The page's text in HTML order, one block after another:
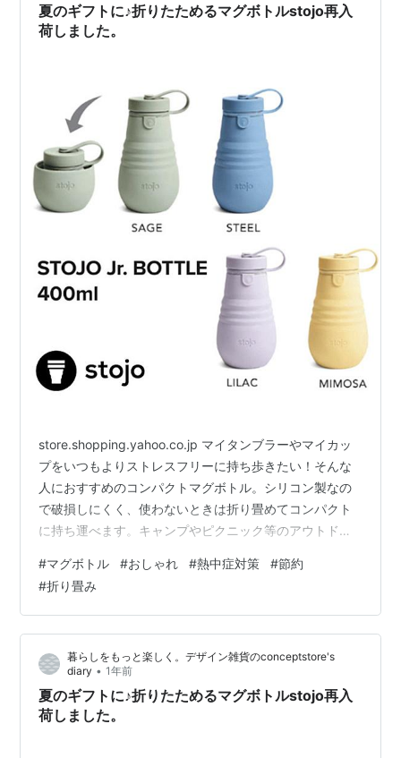
夏のギフトに♪折りたためるマグボトルstojo再入
荷しました。
store.shopping.yahoo.co.jp マイタンブラーやマイカッ
プをいつもよりストレスフリーに持ち歩きたい！そんな
人におすすめのコンパクトマグボトル。シリコン製なの
で破損しにくく、使わないときは折り畳めてコンパクト
に持ち運べます。キャンプやピクニック等のアウトドア
store.shopping.yahoo.co.jp ムーミンの世界が楽しめる
小さなマグボトルが新入荷しました。 ポケットにすっぽ
り入る約140mlのコンパクトサイズのマグボトルはカバ
ンに入れても邪魔にならない大きさ。ちょっとしたお散
歩や、ベッドサイドのお薬用のお水入れにもぴ…
#マグボトル #おしゃれ #熱中症対策 #節約
#折り畳み
暮らしをもっと楽しく。デザイン雑貨のconceptstore's
diary • 1年前
夏のギフトに♪折りたためるマグボトルstojo再入
荷しました。